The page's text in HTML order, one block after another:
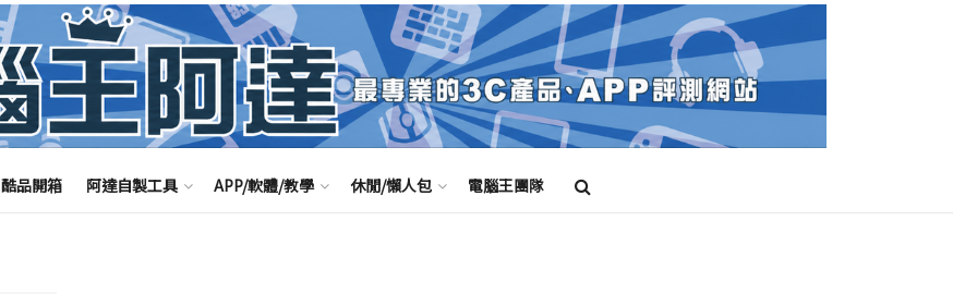
酷品開箱 阿達自製工具 APP/軟體/教學 休閒/懶人包 電腦王團隊